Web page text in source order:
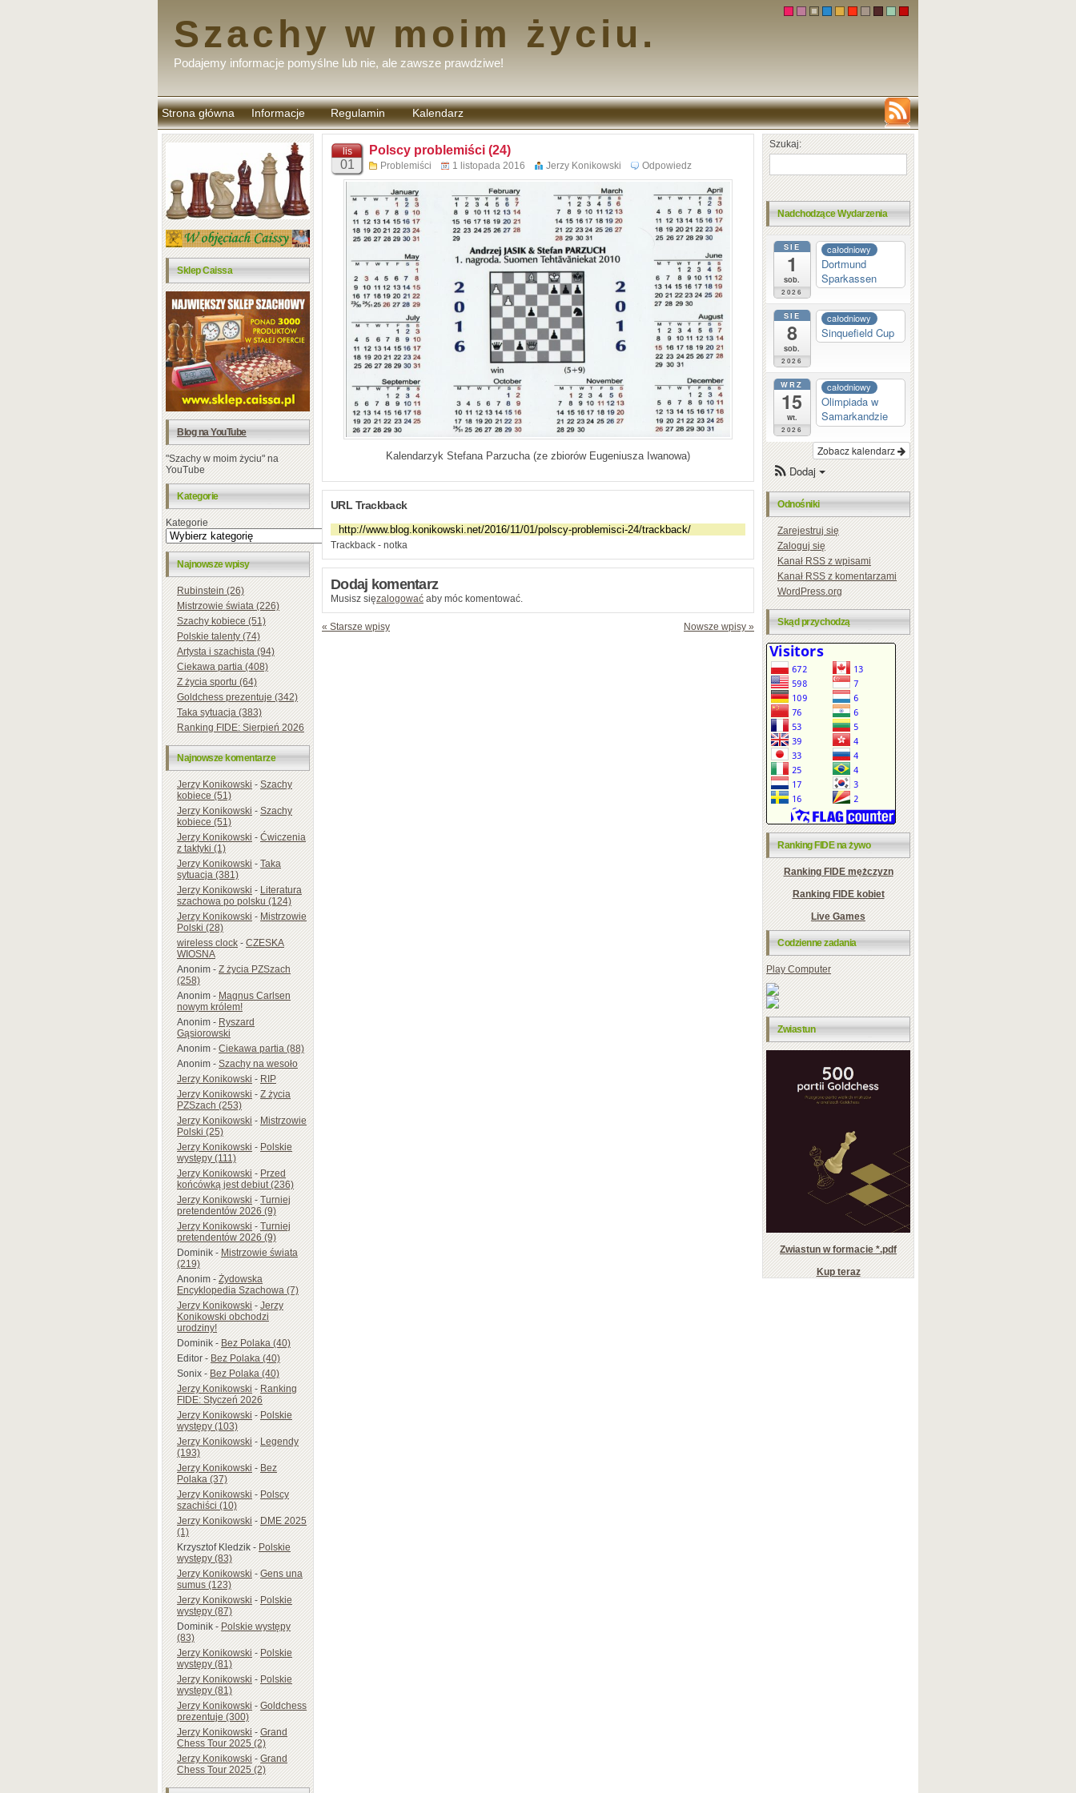
Szachy w moim życiu.
Podajemy informacje pomyślne lub nie, ale zawsze prawdziwe!
Strona główna Informacje Regulamin
komentarzy
Kalendarz
Sklep Caissa
Blog na YouTube
"Szachy w moim życiu" na
YouTube
Kategorie
Kategorie
Najnowsze wpisy
Rubinstein (26)
Mistrzowie świata (226)
Szachy kobiece (51)
Polskie talenty (74)
Artysta i szachista (94)
Ciekawa partia (408)
Z życia sportu (64)
Goldchess prezentuje (342)
Taka sytuacja (383)
Ranking FIDE: Sierpień 2026
Najnowsze komentarze
Jerzy Konikowski-Szachy
kobiece (51)
Jerzy Konikowski-Szachy
kobiece (51)
Jerzy Konikowski-Ćwiczenia
z taktyki (1)
Jerzy Konikowski-Taka
sytuacja (381)
Jerzy Konikowski-Literatura
szachowa po polsku (124)
Jerzy Konikowski-Mistrzowie
Polski (28)
wireless clock-CZESKA
WIOSNA
Anonim-Z życia PZSzach
(258)
Anonim-Magnus Carlsen
nowym królem!
Anonim-Ryszard
Gąsiorowski
Anonim-Ciekawa partia (88)
Anonim-Szachy na wesoło
Jerzy Konikowski-RIP
Jerzy Konikowski-Z życia
PZSzach (253)
Jerzy Konikowski-Mistrzowie
Polski (25)
Jerzy Konikowski-Polskie
występy (111)
Jerzy Konikowski-Przed
końcówką jest debiut (236)
Jerzy Konikowski-Turniej
pretendentów 2026 (9)
Jerzy Konikowski-Turniej
pretendentów 2026 (9)
Dominik-Mistrzowie świata
(219)
Anonim-Żydowska
Encyklopedia Szachowa (7)
Jerzy Konikowski-Jerzy
Konikowski obchodzi
urodziny!
Dominik-Bez Polaka (40)
Editor-Bez Polaka (40)
Sonix-Bez Polaka (40)
Jerzy Konikowski-Ranking
FIDE: Styczeń 2026
Jerzy Konikowski-Polskie
występy (103)
Jerzy Konikowski-Legendy
(193)
Jerzy Konikowski-Bez
Polaka (37)
Jerzy Konikowski-Polscy
szachiści (10)
Jerzy Konikowski-DME 2025
(1)
Krzysztof Kledzik-Polskie
występy (83)
Jerzy Konikowski-Gens una
sumus (123)
Jerzy Konikowski-Polskie
występy (87)
Dominik-Polskie występy
(83)
Jerzy Konikowski-Polskie
występy (81)
Jerzy Konikowski-Polskie
występy (81)
Jerzy Konikowski-Goldchess
prezentuje (300)
Jerzy Konikowski-Grand
Chess Tour 2025 (2)
Jerzy Konikowski-Grand
Chess Tour 2025 (2)
lis
01
Polscy problemiści (24)
Problemiści 1 listopada 2016 Jerzy Konikowski Odpowiedz
Kalendarzyk Stefana Parzucha (ze zbiorów Eugeniusza Iwanowa)
URL Trackback
Trackback - notka
Dodaj komentarz
Musisz sięzalogować aby móc komentować.
« Starsze wpisy Nowsze wpisy »
Szukaj:
Nadchodzące Wydarzenia
SIE
1
sob.
2026
całodniowy
Dortmund
Sparkassen
SIE
8
sob.
2026
całodniowy
Sinquefield Cup
WRZ
15
wt.
2026
całodniowy
Olimpiada w
Samarkandzie
Zobacz kalendarz
Dodaj
Odnośniki
Zarejestruj się
Zaloguj się
KanałRSSz wpisami
KanałRSSz komentarzami
WordPress.org
Skąd przychodzą
Ranking FIDE na żywo
Ranking FIDE mężczyzn
Ranking FIDE kobiet
Live Games
Codzienne zadania
Play Computer
Zwiastun
Zwiastun w formacie *.pdf
Kup teraz